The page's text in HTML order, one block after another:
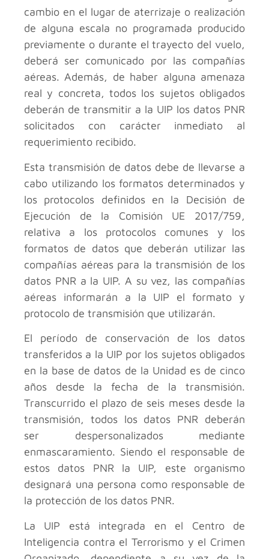
cambio en el lugar de aterrizaje o realización
de alguna escala no programada producido
previamente o durante el trayecto del vuelo,
deberá ser comunicado por las compañías
aéreas. Además, de haber alguna amenaza
real y concreta, todos los sujetos obligados
deberán de transmitir a la UIP los datos PNR
solicitados con carácter inmediato al
requerimiento recibido.
Esta transmisión de datos debe de llevarse a
cabo utilizando los formatos determinados y
los protocolos definidos en la Decisión de
Ejecución de la Comisión UE 2017/759,
relativa a los protocolos comunes y los
formatos de datos que deberán utilizar las
compañías aéreas para la transmisión de los
datos PNR a la UIP. A su vez, las compañías
aéreas informarán a la UIP el formato y
protocolo de transmisión que utilizarán.
El período de conservación de los datos
transferidos a la UIP por los sujetos obligados
en la base de datos de la Unidad es de cinco
años desde la fecha de la transmisión.
Transcurrido el plazo de seis meses desde la
transmisión, todos los datos PNR deberán
ser despersonalizados mediante
enmascaramiento. Siendo el responsable de
estos datos PNR la UIP, este organismo
designará una persona como responsable de
la protección de los datos PNR.
La UIP está integrada en el Centro de
Inteligencia contra el Terrorismo y el Crimen